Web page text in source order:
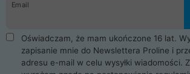
Email
Oświadczam, że mam ukończone 16 lat.
zapisanie mnie do Newslettera Proline i
adresu e-mail w celu wysyłki wiadomości.